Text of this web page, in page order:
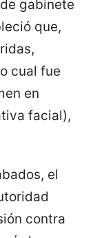
gabinete
que,
cual fue
en
facial),
el
contra